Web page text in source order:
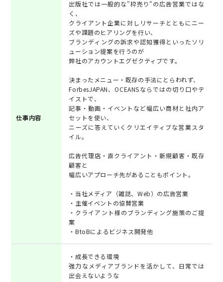
仕事内容
出版社では一般的な"枠売り"の広告営業ではな
く、
クライアント企業に対しリサーチとともにニー
ズや課題のヒアリングを行い、
ブランディングの訴求や認知獲得といったソリ
ューション提案を行うのが
弊社のアカウントエグゼクティブです。
決まったメニュー・既存の手法にとらわれず、
ForbesJAPAN、OCEANSならではの切り口やテ
イストで、
記事・動画・イベントなど幅広い商材と社内ア
セットを使い、
ニーズに答えていくクリエイティブな営業スタ
イル。
広告代理店・直クライアント・新規顧客・既存
顧客と
幅広いアプローチ先があることもポイント。
・当社メディア（雑誌、Web）の広告営業
・主催イベントの協賛営業
・クライアント様のブランディング施策のご提
案
・BtoBによるビジネス開発他
・成長できる環境
強力なメディアブランドを活かして、日常では
出会えないような